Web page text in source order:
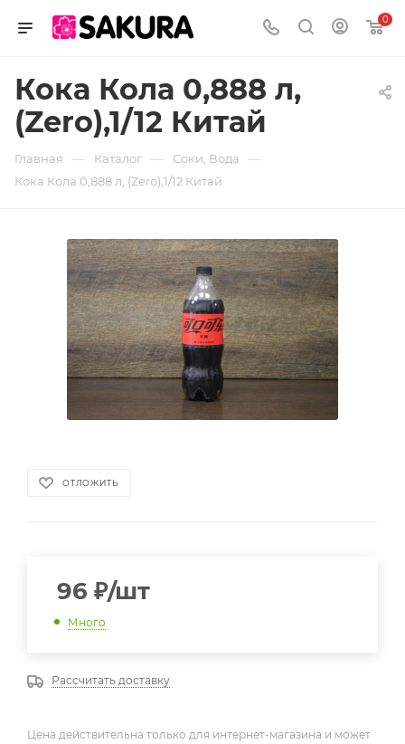
0
Кока Кола 0,888 л,
(Zero),1/12 Китай
Главная — Каталог — Соки, Вода —
Кока Кола 0,888 л, (Zero),1/12 Китай
ОТЛОЖИТЬ
96 ₽/шт
Много
Рассчитать доставку
Цена действительна только для интернет-магазина и может